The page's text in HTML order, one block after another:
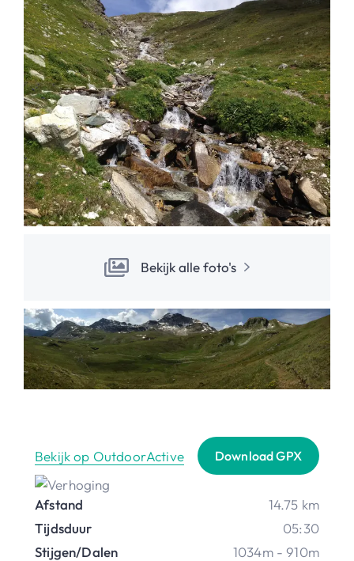
Bekijk alle foto's
Bekijk op OutdoorActive Download GPX
Afstand
14.75 km
Tijdsduur
05:30
Stijgen/Dalen
1034m - 910m